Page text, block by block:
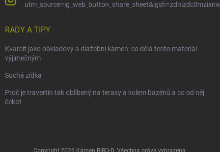
RADY A TIPY
Kvarcit jako obkladový a dlažební kámen: co dělá tento materiál
výjimečným
Suchá zídka
Proč je travertin tak oblíbený na terasy a kolem bazénů a co od něj
čekat